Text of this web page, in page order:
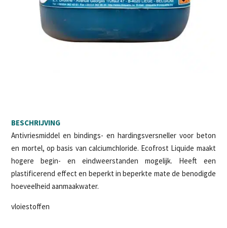
BESCHRIJVING
Antivriesmiddel en bindings- en hardingsversneller voor beton
en mortel, op basis van calciumchloride. Ecofrost Liquide maakt
hogere begin- en eindweerstanden mogelijk. Heeft een
plastificerend effect en beperkt in beperkte mate de benodigde
hoeveelheid aanmaakwater.
vloiestoffen